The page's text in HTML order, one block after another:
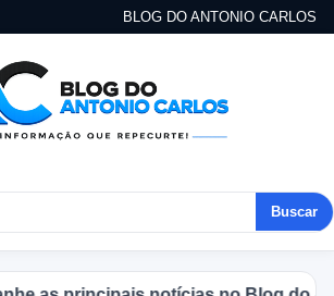
BLOG DO ANTONIO CARLOS
Buscar